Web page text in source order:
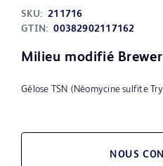
SKU: 211716
GTIN: 00382902117162
Milieu modifié
Gélose TSN (Néomycine sulfite
NOUS